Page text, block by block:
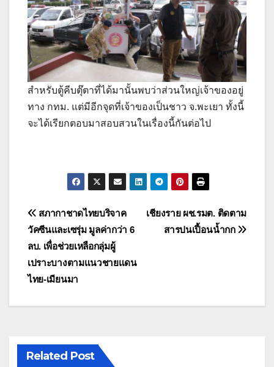
สำหรับตู้คีบตุ๊ตาที่ได้มานั้นพบว่าส่วนใหญ่เจ้าของอยู่
ทาง กทม. แต่มีอีกจุดที่เจ้าของเป็นชาว จ.พะเยา ทั้งนี้
จะได้เรียกตอบมาสอบสวนในเรื่องนี้กันต่อไป
แนะแนว
เรื่อง
เชียงราย ผช.รมต. ติดตาม
สารปนเปื้อนน้ำกก
สภากาชาดไทยบริจาค
วัคซีนและเซรุ่ม มูลค่ากว่า 6
ลบ. เพื่อช่วยเหลือกลุ่มผู้
เปราะบางตามแนวชายแดน
ไทย-เมียนมา
Related Post